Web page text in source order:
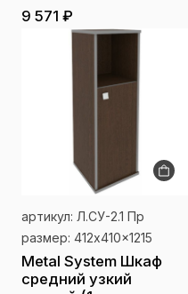
9 571 ₽
артикул: Л.СУ-2.1 Пр
размер: 412x410x1215
Metal System Шкаф
средний узкий